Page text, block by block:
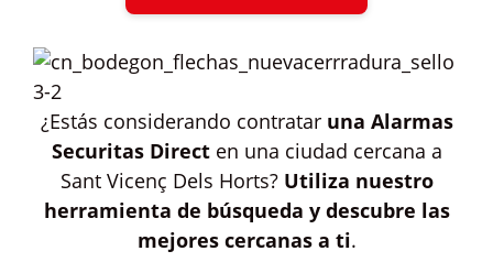
¿Estás considerando contratar una Alarmas
Securitas Directen una ciudad cercana a
Sant Vicenç Dels Horts? Utiliza nuestro
herramienta de búsqueda y descubre las
mejores cercanas a ti.